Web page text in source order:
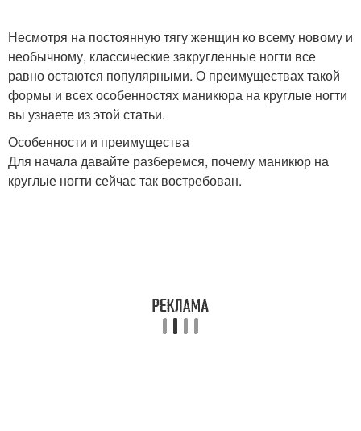
Несмотря на постоянную тягу женщин ко всему новому и
необычному, классические закругленные ногти все
равно остаются популярными. О преимуществах такой
формы и всех особенностях маникюра на круглые ногти
вы узнаете из этой статьи.
Особенности и преимущества
Для начала давайте разберемся, почему маникюр на
круглые ногти сейчас так востребован.